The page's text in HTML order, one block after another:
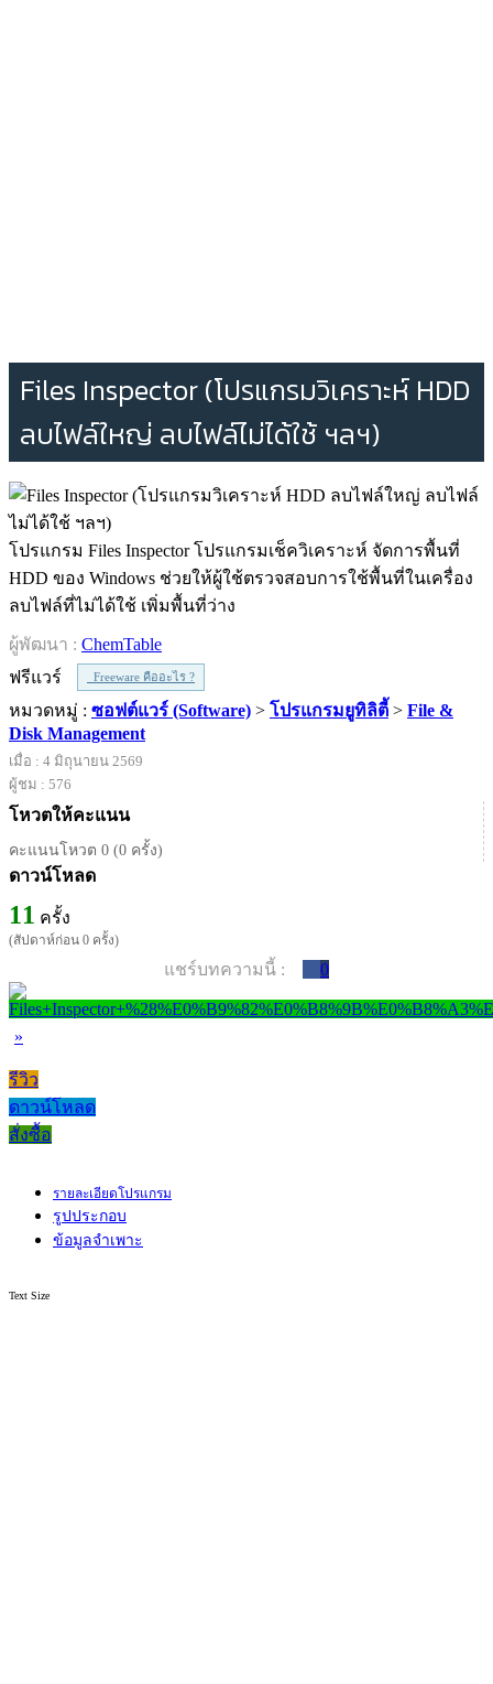
Files Inspector (โปรแกรมวิเคราะห์ HDD
ลบไฟล์ใหญ่ ลบไฟล์ไม่ได้ใช้ ฯลฯ)
โปรแกรม Files Inspector โปรแกรมเช็ควิเคราะห์ จัดการพื้นที่
HDD ของ Windows ช่วยให้ผู้ใช้ตรวจสอบการใช้พื้นที่ในเครื่อง
ลบไฟล์ที่ไม่ได้ใช้ เพิ่มพื้นที่ว่าง
ผู้พัฒนา : ChemTable
ฟรีแวร์
Freeware คืออะไร ?
หมวดหมู่ : ซอฟต์แวร์ (Software) > โปรแกรมยูทิลิตี้ > File &
Disk Management
เมื่อ : 4 มิถุนายน 2569
ผู้ชม : 576
โหวตให้คะแนน
คะแนนโหวต 0 (0 ครั้ง)
ดาวน์โหลด
11 ครั้ง
(สัปดาห์ก่อน 0 ครั้ง)
แชร์บทความนี้ : 0
»
รีวิว
ดาวน์โหลด
สั่งซื้อ
รายละเอียดโปรแกรม
รูปประกอบ
ข้อมูลจำเพาะ
Text Size